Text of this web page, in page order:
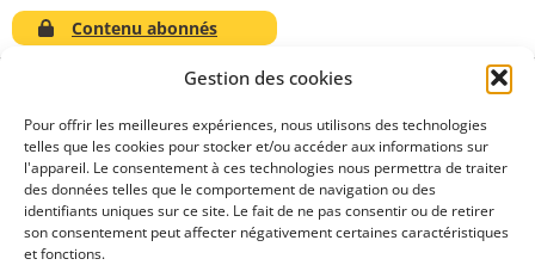
Gestion des cookies
Pour offrir les meilleures expériences, nous utilisons des technologies
telles que les cookies pour stocker et/ou accéder aux informations sur
l'appareil. Le consentement à ces technologies nous permettra de traiter
des données telles que le comportement de navigation ou des
identifiants uniques sur ce site. Le fait de ne pas consentir ou de retirer
son consentement peut affecter négativement certaines caractéristiques
et fonctions.
Contenu abonnés
Conseils boursiers depuis 1952
Propos Utiles est
une publication
des Editions
Marigny